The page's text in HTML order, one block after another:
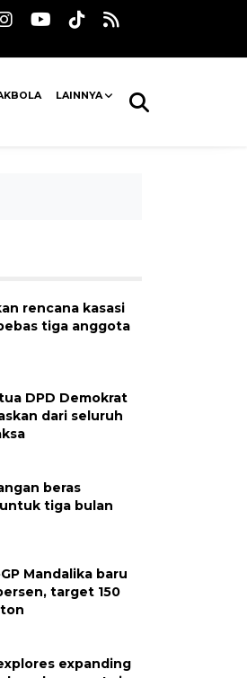
LAINNYA
rencana kasasi
tiga anggota
DPD Demokrat
dari seluruh
beras
tiga bulan
Mandalika baru
target 150
expanding